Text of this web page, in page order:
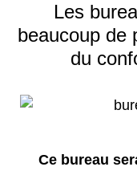
Les
beaucoup de
du
Ce bureau